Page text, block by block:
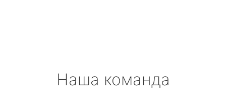
Наша команда